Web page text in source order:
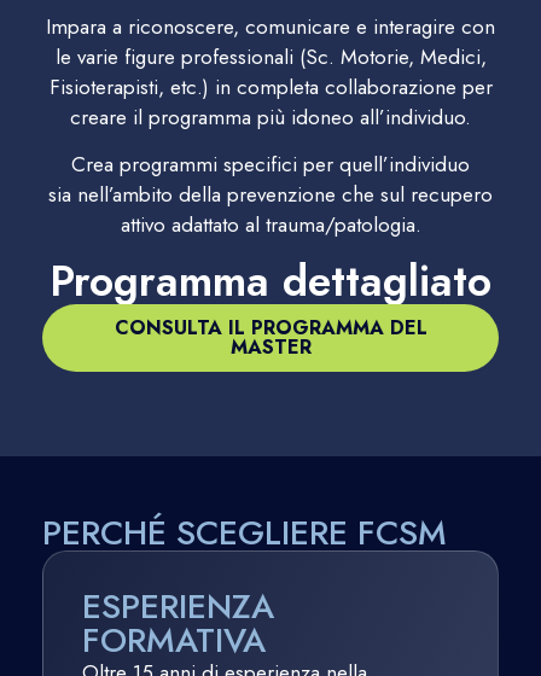
Impara a riconoscere, comunicare e interagire con
le varie figure professionali (Sc. Motorie, Medici,
Fisioterapisti, etc.) in completa collaborazione per
creare il programma più idoneo all’individuo.
Crea programmi specifici per quell’individuo
sia nell’ambito della prevenzione che sul recupero
attivo adattato al trauma/patologia.
Programma dettagliato
CONSULTA IL PROGRAMMA DEL
MASTER
PERCHÉ SCEGLIERE FCSM
ESPERIENZA
FORMATIVA